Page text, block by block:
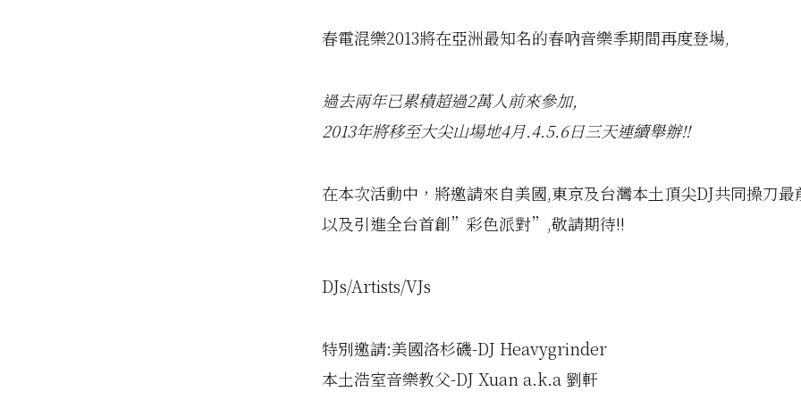
春電混樂2013將在亞洲最知名的春吶音樂季期間再度登場,
過去兩年已累積超過2萬人前來參加,
2013年將移至大尖山場地4月.4.5.6日三天連續舉辦!!
在本次活動中，將邀請來自美國,東京及台灣本土頂尖DJ共同操刀最
以及引進全台首創”彩色派對”,敬請期待!!
DJs/Artists/VJs
特別邀請:美國洛杉磯-DJ Heavygrinder
本土浩室音樂教父-DJ Xuan a.k.a 劉軒